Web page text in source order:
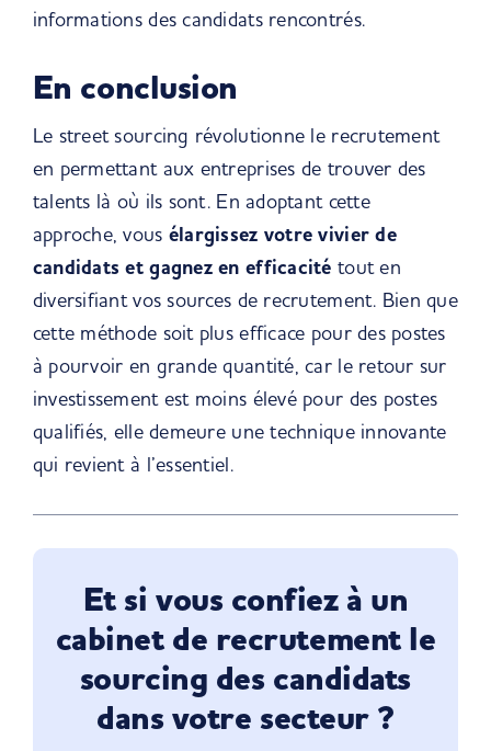
informations des candidats rencontrés.
En conclusion
Le street sourcing révolutionne le recrutement
en permettant aux entreprises de trouver des
talents là où ils sont. En adoptant cette
approche, vous élargissez votre vivier de
candidats et gagnez en efficacité tout en
diversifiant vos sources de recrutement. Bien que
cette méthode soit plus efficace pour des postes
à pourvoir en grande quantité, car le retour sur
investissement est moins élevé pour des postes
qualifiés, elle demeure une technique innovante
qui revient à l’essentiel.
Et si vous confiez à un
cabinet de recrutement le
sourcing des candidats
dans votre secteur ?